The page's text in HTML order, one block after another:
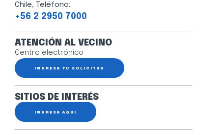
Chile, Teléfono:
+56 2 2950 7000
ATENCIÓN AL VECINO
Centro electrónico
INGRESA TU SOLICITUD
SITIOS DE INTERÉS
INGRESA AQUÍ